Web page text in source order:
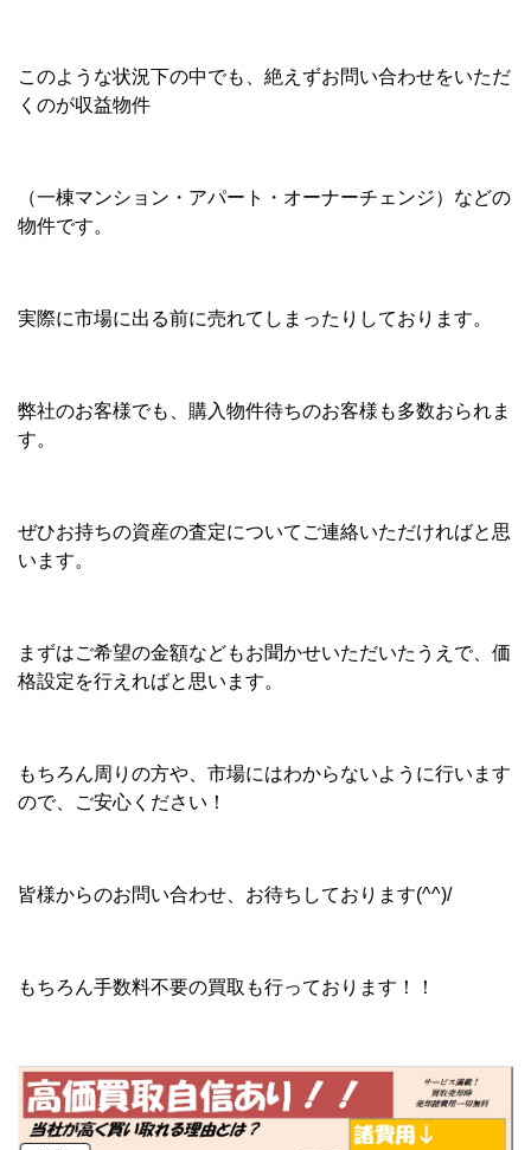
このような状況下の中でも、絶えずお問い合わせをいただ
くのが収益物件
（一棟マンション・アパート・オーナーチェンジ）などの
物件です。
実際に市場に出る前に売れてしまったりしております。
弊社のお客様でも、購入物件待ちのお客様も多数おられま
す。
ぜひお持ちの資産の査定についてご連絡いただければと思
います。
まずはご希望の金額などもお聞かせいただいたうえで、価
格設定を行えればと思います。
もちろん周りの方や、市場にはわからないように行います
ので、ご安心ください！
皆様からのお問い合わせ、お待ちしております(^^)/
もちろん手数料不要の買取も行っております！！